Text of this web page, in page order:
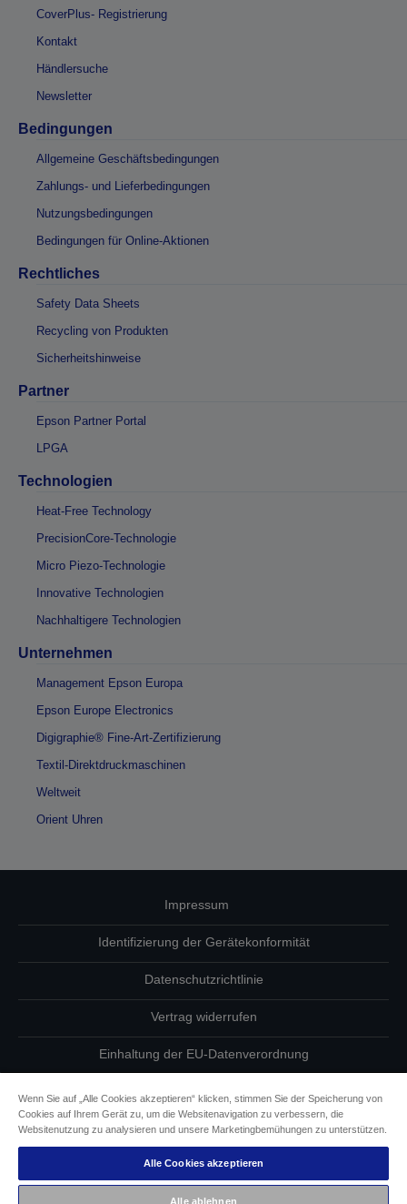
CoverPlus- Registrierung
Kontakt
Händlersuche
Newsletter
Bedingungen
Allgemeine Geschäftsbedingungen
Zahlungs- und Lieferbedingungen
Nutzungsbedingungen
Bedingungen für Online-Aktionen
Rechtliches
Safety Data Sheets
Recycling von Produkten
Sicherheitshinweise
Partner
Epson Partner Portal
LPGA
Technologien
Heat-Free Technology
PrecisionCore-Technologie
Micro Piezo-Technologie
Innovative Technologien
Nachhaltigere Technologien
Unternehmen
Management Epson Europa
Epson Europe Electronics
Digigraphie® Fine-Art-Zertifizierung
Textil-Direktdruckmaschinen
Weltweit
Orient Uhren
Impressum
Identifizierung der Gerätekonformität
Datenschutzrichtlinie
Vertrag widerrufen
Einhaltung der EU-Datenverordnung
Informationen zu Cookies
Epson Engagement für Barrierefreiheit
Wenn Sie auf „Alle Cookies akzeptieren“ klicken, stimmen Sie der Speicherung von
Cookies auf Ihrem Gerät zu, um die Websitenavigation zu verbessern, die
Websitenutzung zu analysieren und unsere Marketingbemühungen zu unterstützen.
Alle Cookies akzeptieren
Alle ablehnen